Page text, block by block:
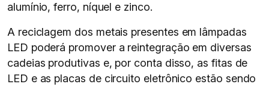
alumínio, ferro, níquel e zinco.
A reciclagem dos metais presentes em lâmpadas
LED poderá promover a reintegração em diversas
cadeias produtivas e, por conta disso, as fitas de
LED e as placas de circuito eletrônico estão sendo